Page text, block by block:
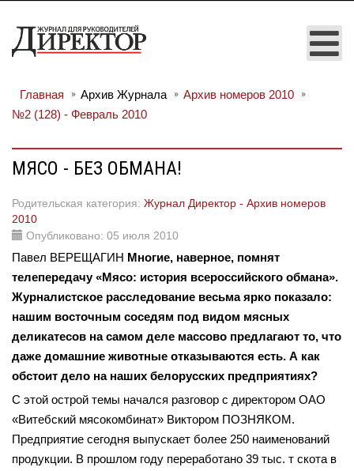
Главная Архив Журнала
Архив номеров 2010
№2 (128) - Февраль 2010
МЯСО - БЕЗ ОБМАНА!
Родительская категория: Журнал Директор - Архив номеров
2010
Опубликовано: 05 июля 2010
Павел ВЕРЕЩАГИН Многие, наверное, помнят
телепередачу «Мясо: история всероссийского обмана».
Журналистское расследование весьма ярко показало:
нашим восточным соседям под видом мясных
деликатесов на самом деле массово предлагают то, что
даже домашние животные отказываются есть. А как
обстоит дело на наших белорусских предприятиях?
С этой острой темы начался разговор с директором ОАО
«Витебский мясокомбинат» Виктором ПОЗНЯКОМ.
Предприятие сегодня выпускает более 250 наименований
продукции. В прошлом году переработано 39 тыс. т скота в